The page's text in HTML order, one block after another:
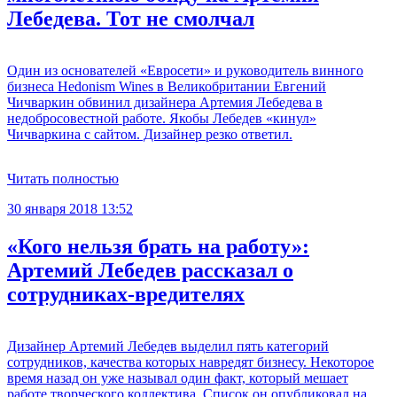
Лебедева. Тот не смолчал
Один из основателей «Евросети» и руководитель винного
бизнеса Hedonism Wines в Великобритании Евгений
Чичваркин обвинил дизайнера Артемия Лебедева в
недобросовестной работе. Якобы Лебедев «кинул»
Чичваркина с сайтом. Дизайнер резко ответил.
Читать полностью
30 января 2018 13:52
«Кого нельзя брать на работу»:
Артемий Лебедев рассказал о
сотрудниках‐вредителях
Дизайнер Артемий Лебедев выделил пять категорий
сотрудников, качества которых навредят бизнесу. Некоторое
время назад он уже называл один факт, который мешает
работе творческого коллектива. Список он опубликовал на